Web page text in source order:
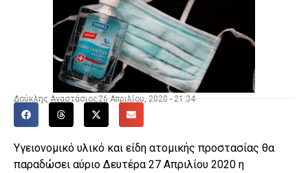
Δούκλης Αναστάσιος 26 Απριλίου, 2020 - 21:34
Υγειονομικό υλικό και είδη ατομικής προστασίας θα
παραδώσει αύριο Δευτέρα 27 Απριλίου 2020 η